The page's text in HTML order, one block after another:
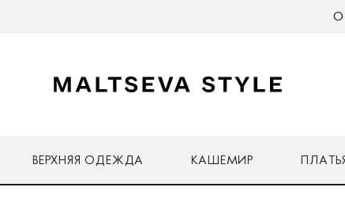
О
ВЕРХНЯЯ ОДЕЖДА КАШЕМИР